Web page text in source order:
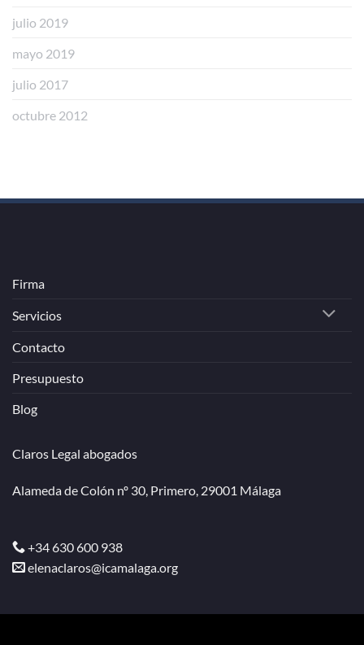
julio 2019
mayo 2019
julio 2017
octubre 2012
Firma
Servicios
Contacto
Presupuesto
Blog
Claros Legal abogados
Alameda de Colón nº 30, Primero, 29001 Málaga
+34 630 600 938
elenaclaros@icamalaga.org